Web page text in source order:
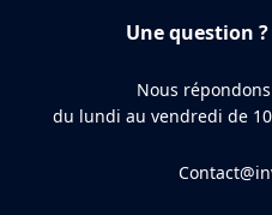
Une question ?
Nous
du lundi au vendredi de